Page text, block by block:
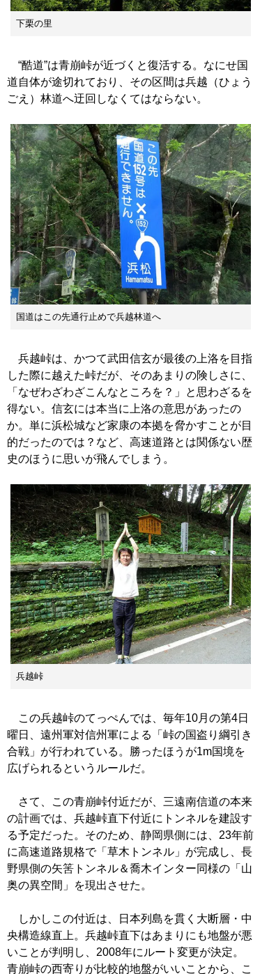
下栗の里
“酷道”は青崩峠が近づくと復活する。なにせ国
道自体が途切れており、その区間は兵越（ひょう
ごえ）林道へ迂回しなくてはならない。
国道はこの先通行止めで兵越林道へ
兵越峠は、かつて武田信玄が最後の上洛を目指
した際に越えた峠だが、そのあまりの険しさに、
「なぜわざわざこんなところを？」と思わざるを
得ない。信玄には本当に上洛の意思があったの
か。単に浜松城など家康の本拠を脅かすことが目
的だったのでは？など、高速道路とは関係ない歴
史のほうに思いが飛んでしまう。
兵越峠
この兵越峠のてっぺんでは、毎年10月の第4日
曜日、遠州軍対信州軍による「峠の国盗り綱引き
合戦」が行われている。勝ったほうが1m国境を
広げられるというルールだ。
さて、この青崩峠付近だが、三遠南信道の本来
の計画では、兵越峠直下付近にトンネルを建設す
る予定だった。そのため、静岡県側には、23年前
に高速道路規格で「草木トンネル」が完成し、長
野県側の矢筈トンネル＆喬木インター同様の「山
奥の異空間」を現出させた。
しかしこの付近は、日本列島を貫く大断層・中
央構造線直上。兵越峠直下はあまりにも地盤が悪
いことが判明し、2008年にルート変更が決定。
青崩峠の西寄りが比較的地盤がいいことから、こ